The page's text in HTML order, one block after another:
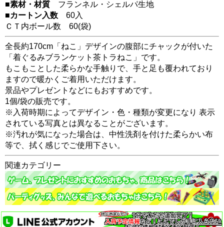
■素材・材質 フランネル・シェルパ生地
■カートン入数 60入
ＣＴ内ボール数 60(袋)
全長約170cm「ねこ」デザインの腹部にチャックが付いた
「着ぐるみブランケット茶トラねこ」です。
もこもことした柔らかな手触りで、手と足も覆われており
ますので暖かくご着用いただけます。
景品やプレゼントなどにもおすすめです。
1個/袋の販売です。
※入荷時期によってデザイン・色・種類が変更になり 表示
されている写真とは異なることがございます。
※汚れが気になった場合は、中性洗剤を付けた柔らかい布
等で、拭く感じでご使用下さい。
関連カテゴリー